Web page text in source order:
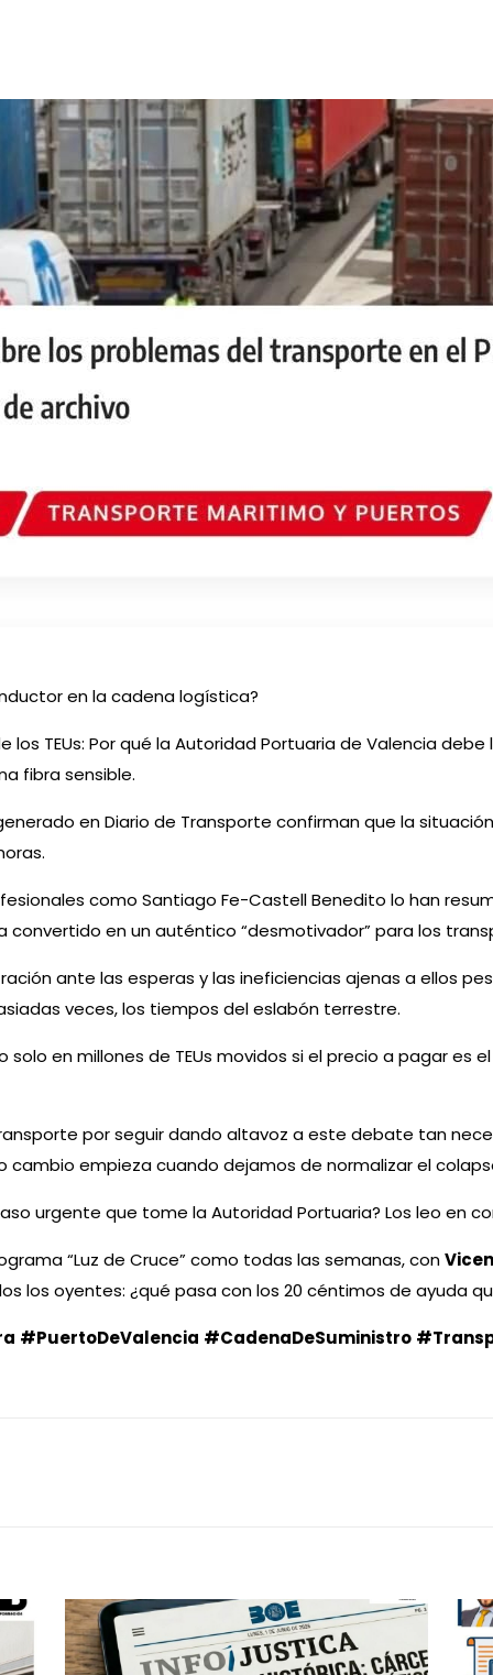
en la cadena logística?
los TEUs: Por qué la Autoridad Portuaria de Valencia
fibra sensible.
en Diario de Transporte confirman que la
como Santiago Fe-Castell Benedito lo han
convertido en un auténtico “desmotivador” para los
ante las esperas y las ineficiencias ajenas a ellos
veces, los tiempos del eslabón terrestre.
en millones de TEUs movidos si el precio a pagar es
por seguir dando altavoz a este debate tan
cambio empieza cuando dejamos de normalizar el
urgente que tome la Autoridad Portuaria? Los leo en
“Luz de Cruce” como todas las semanas, con
los oyentes: ¿qué pasa con los 20 céntimos de ayuda
#PuertoDeValencia #CadenaDeSuministro